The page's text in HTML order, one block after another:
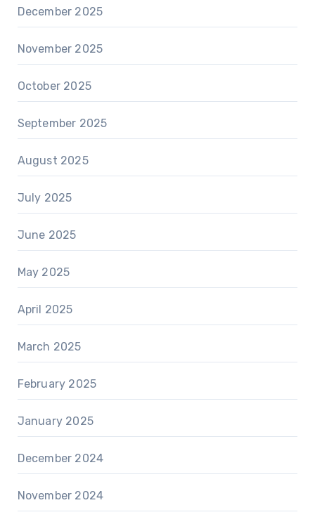
December 2025
November 2025
October 2025
September 2025
August 2025
July 2025
June 2025
May 2025
April 2025
March 2025
February 2025
January 2025
December 2024
November 2024